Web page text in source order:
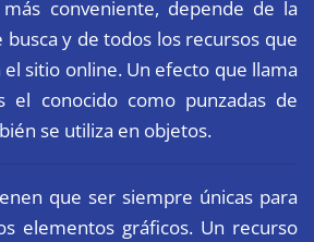
conveniente, depende de la
busca y de todos los recursos que
sitio online. Un efecto que llama
el conocido como punzadas de
se utiliza en objetos.
que ser siempre únicas para
elementos gráficos. Un recurso